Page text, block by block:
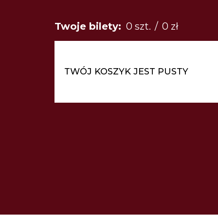
Loża Lewa 2
Twoje bilety: 0 szt. / 0 zł
Łącznie: 0 sztuk 0 zł
TWÓJ KOSZYK JEST PUSTY